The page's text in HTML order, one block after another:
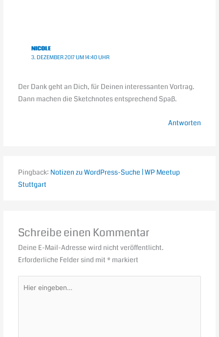
NICOLE
3. DEZEMBER 2017 UM 14:40 UHR
Der Dank geht an Dich, für Deinen interessanten Vortrag.
Dann machen die Sketchnotes entsprechend Spaß.
Antworten
Pingback: Notizen zu WordPress-Suche | WP Meetup
Stuttgart
Schreibe einen Kommentar
Deine E-Mail-Adresse wird nicht veröffentlicht.
Erforderliche Felder sind mit *markiert
eingeben…